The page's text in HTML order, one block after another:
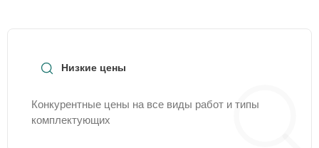
Низкие цены
Конкурентные цены на все виды работ и типы
комплектующих